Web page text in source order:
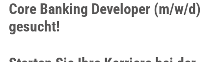
Core Banking Developer (m/w/d)
gesucht!